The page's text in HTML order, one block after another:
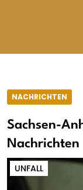
NACHRICHTEN
Sachsen-
Nachrichten
UNFALL